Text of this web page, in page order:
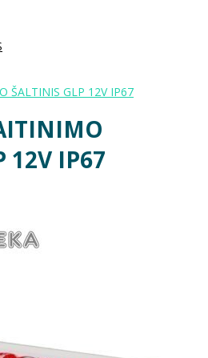
ŠALTINIS GLP 12V IP67
12V IP67